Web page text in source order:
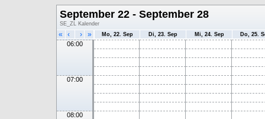
September 22 - September 28
SE_ZL Kalender
« ‹ › » Mo, 22. Sep Di, 23. Sep Mi, 24. Sep Do, 25.
06:00
07:00
08:00